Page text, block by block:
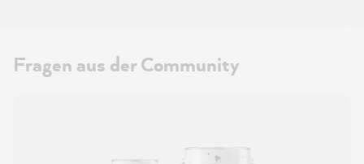
Fragen aus der Community